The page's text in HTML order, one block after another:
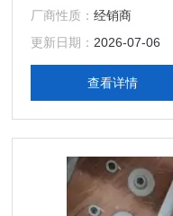
销售西门子各系列产品，
网络通讯、变频电机、低
动 产品及高、中、低
厂商性质：经销商
更新日期： 2026-07-06
查看详情